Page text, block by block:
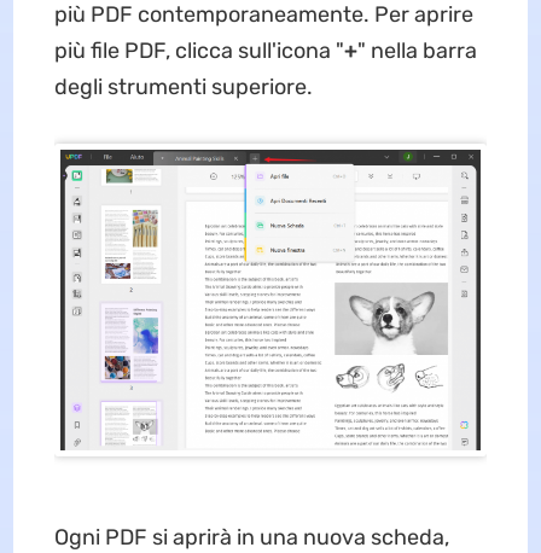
più PDF contemporaneamente. Per aprire
più file PDF, clicca sull'icona "+" nella barra
degli strumenti superiore.
Ogni PDF si aprirà in una nuova scheda,